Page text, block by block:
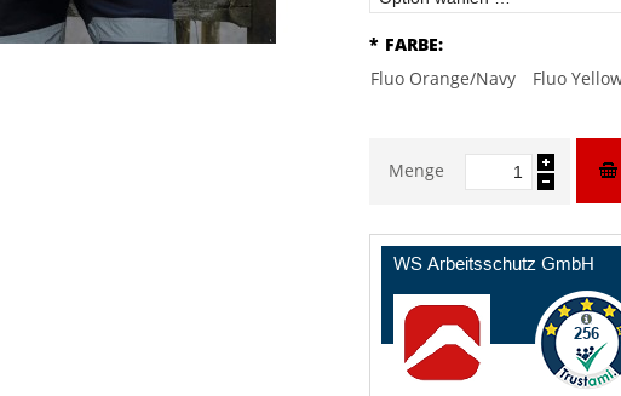
* FARBE:
Fluo Orange/Navy
Fluo
Menge